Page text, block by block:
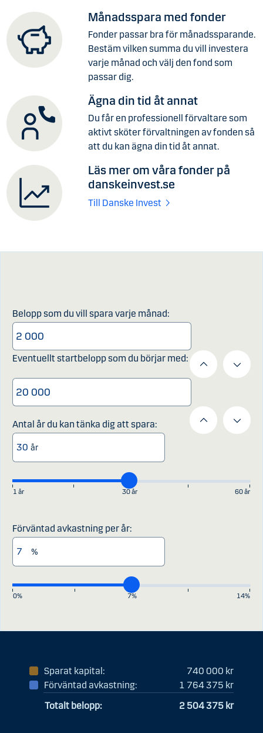
Månadsspara med fonder
Fonder passar bra för månadssparande.
Bestäm vilken summa du vill investera
varje månad och välj den fond som
passar dig.
Ägna din tid åt annat
Du får en professionell förvaltare som
aktivt sköter förvaltningen av fonden så
att du kan ägna din tid åt annat.
Läs mer om våra fonder på
danskeinvest.se
Till Danske Invest
Belopp som du vill spara varje månad:
Eventuellt startbelopp som du börjar med:
Antal år du kan tänka dig att spara:
år
1 år 30 år 60 år
Förväntad avkastning per år:
%
0% 7% 14%
Sparat kapital:
740 000 kr
Förväntad avkastning:
1 764 375 kr
Totalt belopp:
2 504 375 kr